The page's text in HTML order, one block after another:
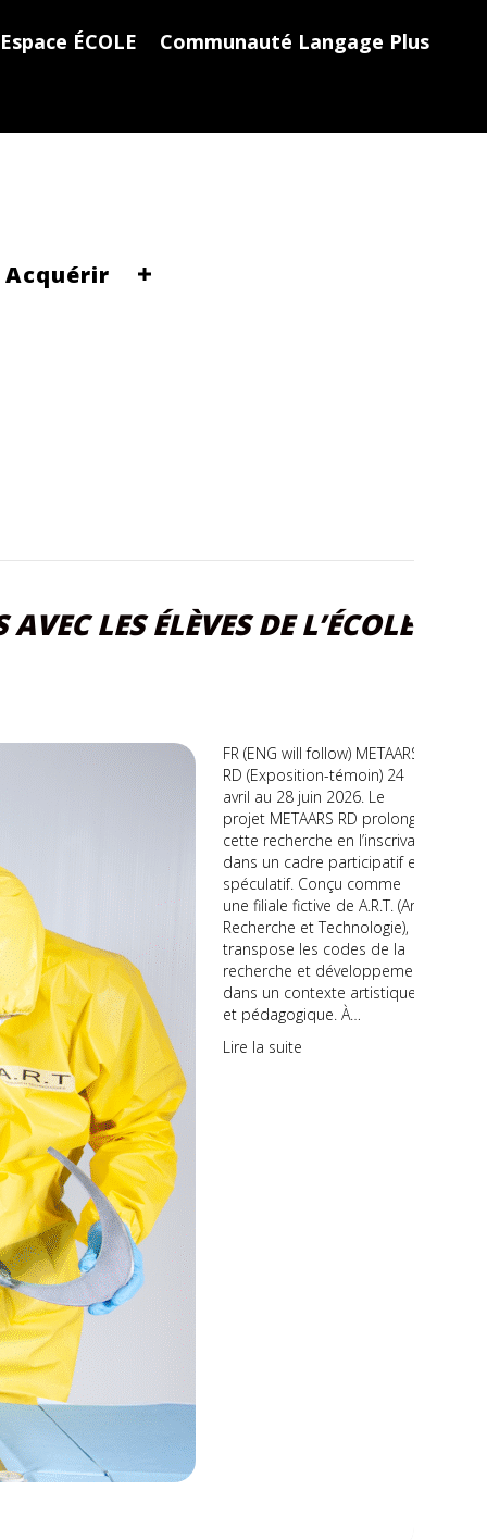
Espace ÉCOLE
Communauté Langage Plus
Acquérir
LES ÉLÈVES DE L’ÉCOLE
FR (ENG will follow) METAARS
RD (Exposition-témoin) 24
avril au 28 juin 2026. Le
projet METAARS RD prolonge
cette recherche en l’inscrivant
dans un cadre participatif et
spéculatif. Conçu comme
une filiale fictive de A.R.T. (Art,
Recherche et Technologie), il
transpose les codes de la
recherche et développement
dans un contexte artistique
et pédagogique. À…
Lire la suite